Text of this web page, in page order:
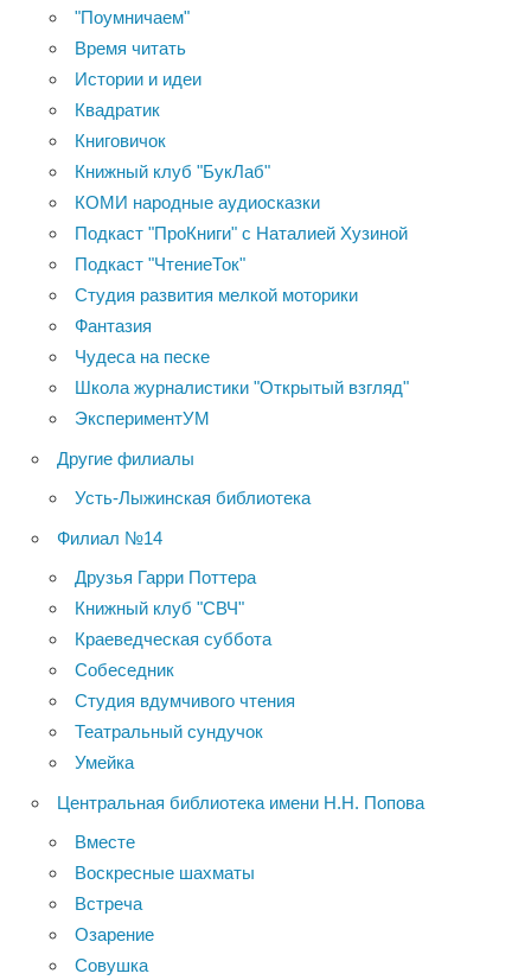
"Поумничаем"
Время читать
Истории и идеи
Квадратик
Книговичок
Книжный клуб "БукЛаб"
КОМИ народные аудиосказки
Подкаст "ПроКниги" с Наталией Хузиной
Подкаст "ЧтениеТок"
Студия развития мелкой моторики
Фантазия
Чудеса на песке
Школа журналистики "Открытый взгляд"
ЭкспериментУМ
Другие филиалы
Усть-Лыжинская библиотека
Филиал №14
Друзья Гарри Поттера
Книжный клуб "СВЧ"
Краеведческая суббота
Собеседник
Студия вдумчивого чтения
Театральный сундучок
Умейка
Центральная библиотека имени Н.Н. Попова
Вместе
Воскресные шахматы
Встреча
Озарение
Совушка